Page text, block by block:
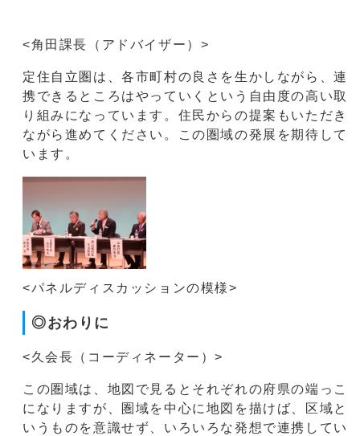
<角田課長（アドバイザー）>
定住自立圏は、各市町村の良さを生かしながら、連
携できるところはやっていくという自由度の高い取
り組みになっています。住民からの提案もいただき
ながら進めてください。この圏域の発展を期待して
います。
<パネルディスカッションの模様>
◎おわりに
<久会長（コーディネーター）>
この圏域は、地図で見るとそれぞれの府県の端っこ
になりますが、圏域を中心に地図を描けば、区域と
いうものを意識せず、いろいろな発想で連携してい